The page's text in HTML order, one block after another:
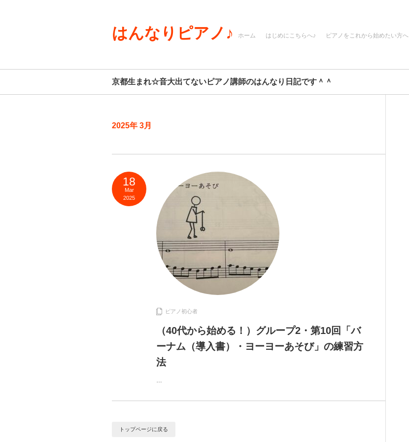
はんなりピアノ♪ ホーム はじめにこちらへ♪ ピアノをこれから始めたい方へ
京都生まれ☆音大出てないピアノ講師のはんなり日記です＾＾
2025年 3月
18
Mar
2025
ピアノ初心者
（40代から始める！）グループ2・第10回「バ
ーナム（導入書）・ヨーヨーあそび」の練習方
法
…
トップページに戻る